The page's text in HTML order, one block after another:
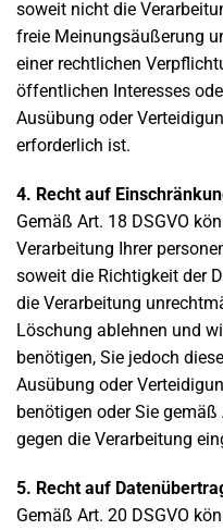
soweit nicht die
freie Meinungsäußerung
einer rechtlichen
öffentlichen Interesses
Ausübung oder
erforderlich ist.
4. Recht auf
Gemäß Art. 18 DSGVO
Verarbeitung Ihrer
soweit die Richtigkeit der
die Verarbeitung
Löschung ablehnen und
benötigen, Sie jedoch
Ausübung oder
benötigen oder Sie gemäß
gegen die Verarbeitung
5. Recht auf
Gemäß Art. 20 DSGVO